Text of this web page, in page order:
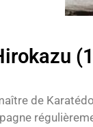
de Karatédo